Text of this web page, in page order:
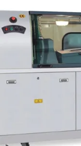
PRIVACY
POLICY